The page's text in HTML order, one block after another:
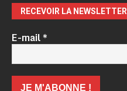
RECEVOIR LA NEWSLETTER
E-mail*